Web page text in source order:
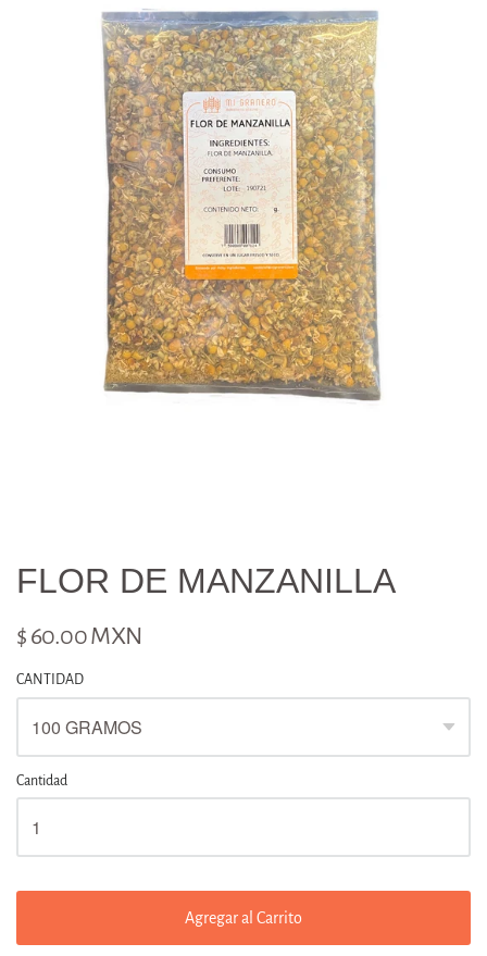
FLOR DE MANZANILLA
$ 60.00 MXN
CANTIDAD
Cantidad
Agregar al Carrito